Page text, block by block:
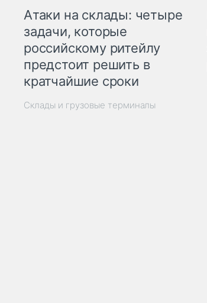
Атаки на склады: четыре
задачи, которые
российскому ритейлу
предстоит решить в
кратчайшие сроки
Склады и грузовые терминалы